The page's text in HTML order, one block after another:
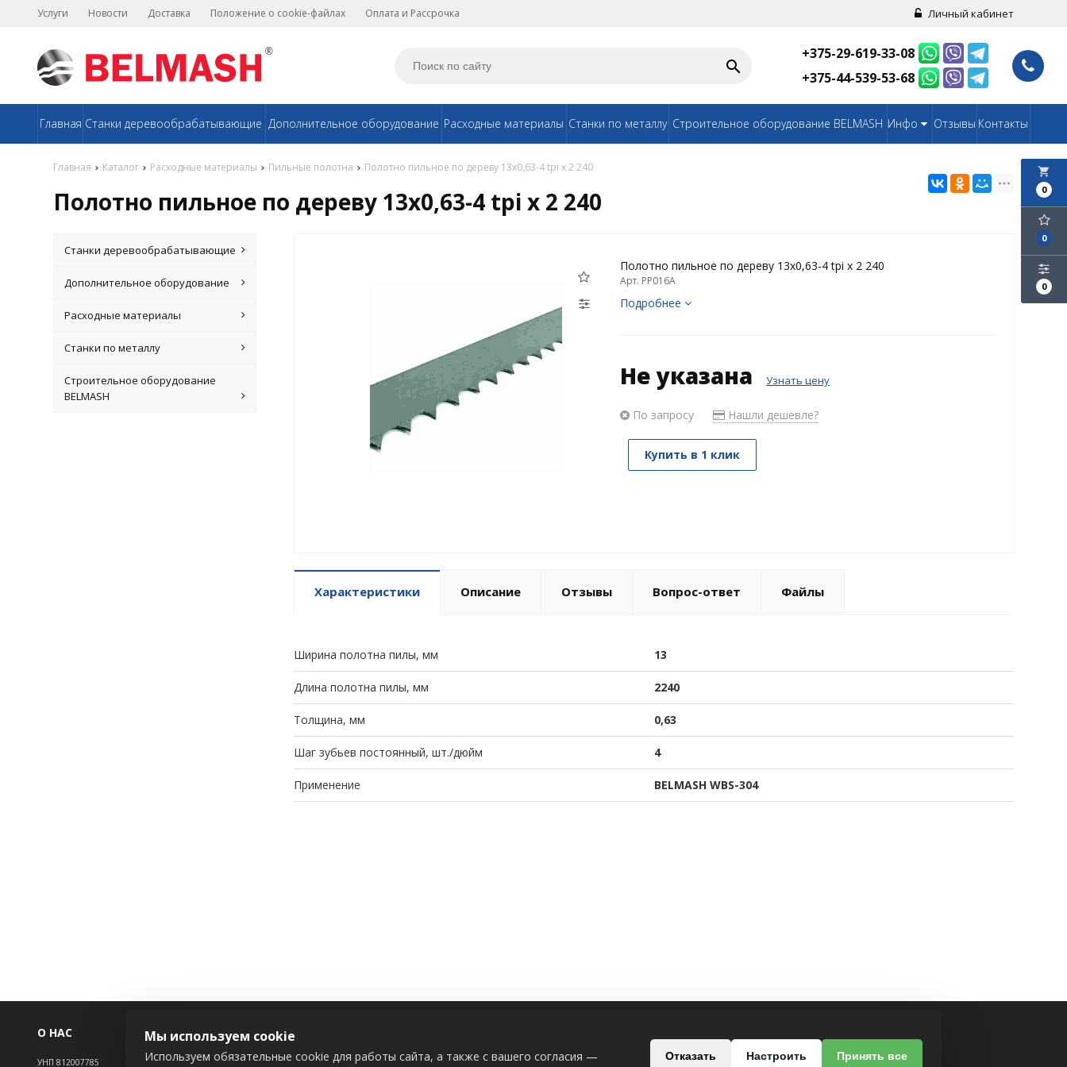
Услуги Новости Доставка Положение о cookie-файлах Оплата и Рассрочка Личный кабинет
+375-29-619-33-08
+375-44-539-53-68
Главная Станки деревообрабатывающие Дополнительное оборудование Расходные материалы Станки по металлу Строительное оборудование BELMASH Инфо Отзывы Контакты
Главная Каталог Расходные материалы Пильные полотна Полотно пильное по дереву 13х0,63-4 tpi x 2 240
Полотно пильное по дереву 13х0,63-4 tpi x 2 240
local_grocery_store
0
0
0
Станки деревообрабатывающие
Дополнительное оборудование
Расходные материалы
Станки по металлу
Строительное оборудование
BELMASH
Полотно пильное по дереву 13х0,63-4 tpi x 2 240
Арт. PP016A
Подробнее
Не указана Узнать цену
По запросу Нашли дешевле?
Купить в 1 клик
Характеристики Описание Отзывы Вопрос-ответ Файлы
Ширина полотна пилы, мм 13
Длина полотна пилы, мм 2240
Толщина, мм 0,63
Шаг зубьев постоянный, шт./дюйм 4
Применение BELMASH WBS-304
О НАС
УНП 812007785
ИНФОРМАЦИЯ
Новости Беларусь, Могилёв, Славгородский проезд, 37
Мы используем cookie
Используем обязательные cookie для работы сайта, а также с вашего согласия —
Отказать Настроить Принять все